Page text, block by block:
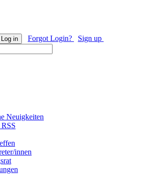
Log in Forgot Login?
Sign up
Neuigkeiten
innen